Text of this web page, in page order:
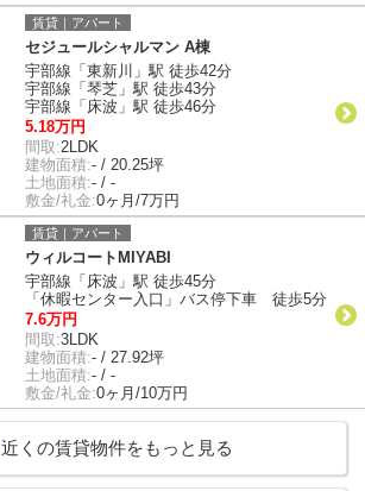
賃貸｜アパート
セジュールシャルマン A棟
宇部線「東新川」駅 徒歩42分
宇部線「琴芝」駅 徒歩43分
宇部線「床波」駅 徒歩46分
5.18万円
間取:2LDK
建物面積:- / 20.25坪
土地面積:- / -
敷金/礼金:0ヶ月/7万円
賃貸｜アパート
ウィルコートMIYABI
宇部線「床波」駅 徒歩45分
「休暇センター入口」バス停下車 徒歩5分
7.6万円
間取:3LDK
建物面積:- / 27.92坪
土地面積:- / -
敷金/礼金:0ヶ月/10万円
近くの賃貸物件をもっと見る